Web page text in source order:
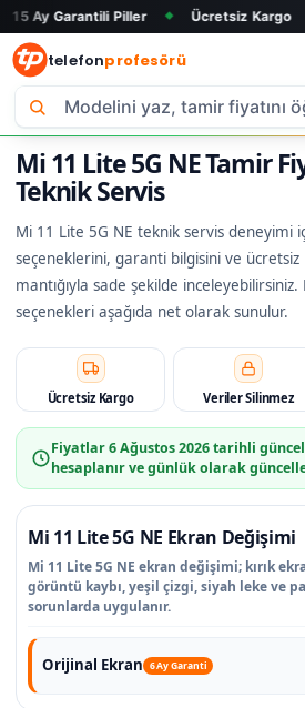
Piller ◆ Ücretsiz Kargo ◆
telefonprofesörü
Mi 11 Lite 5G NE Tamir
Teknik Servis
Mi 11 Lite 5G NE teknik servis deneyimi
seçeneklerini, garanti bilgisini ve
mantığıyla sade şekilde
seçenekleri aşağıda net olarak sunulur.
Ücretsiz Kargo Veriler Silinmez
Fiyatlar6 Ağustos 2026tarihli
hesaplanır ve günlük olarak
Mi 11 Lite 5G NE Ekran Değişimi
Mi 11 Lite 5G NE ekran değişimi; kırık
görüntü kaybı, yeşil çizgi, siyah leke ve
sorunlarda uygulanır.
Orijinal Ekran 6 Ay Garanti